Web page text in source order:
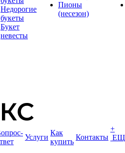
Недорогие
букеты
Букет
невесты
Пионы
(несезон)
Услуги
Как
купить
Контакты
+